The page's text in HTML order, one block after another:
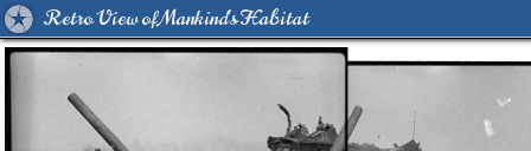
Retro View of Mankind's Habitat